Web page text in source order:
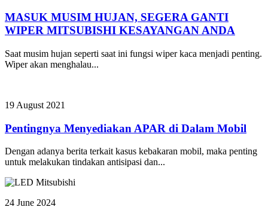
MASUK MUSIM HUJAN, SEGERA GANTI
WIPER MITSUBISHI KESAYANGAN ANDA
Saat musim hujan seperti saat ini fungsi wiper kaca menjadi penting.
Wiper akan menghalau...
19 August 2021
Pentingnya Menyediakan APAR di Dalam Mobil
Dengan adanya berita terkait kasus kebakaran mobil, maka penting
untuk melakukan tindakan antisipasi dan...
24 June 2024